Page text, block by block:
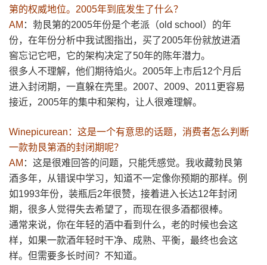
第的权威地位。2005年到底发生了什么？
AM ：勃艮第的2005年份是个老派（old school）的年
份，在年份分析中我试图指出，买了2005年份就放进酒
窖忘记它吧，它的架构决定了50年的陈年潜力。
很多人不理解，他们期待焰火。2005年上市后12个月后
进入封闭期，一直躲在壳里。2007、2009、2011更容易
接近，2005年的集中和架构，让人很难理解。
Winepicurean：这是一个有意思的话题，消费者怎么判断
一款勃艮第酒的封闭期呢？
AM ：这是很难回答的问题，只能凭感觉。我收藏勃艮第
酒多年，从错误中学习，知道不一定像你预期的那样。例
如1993年份，装瓶后2年很赞，接着进入长达12年封闭
期，很多人觉得失去希望了，而现在很多酒都很棒。
通常来说，你在年轻的酒中看到什么，老的时候也会这
样，如果一款酒年轻时干净、成熟、平衡，最终也会这
样。但需要多长时间？不知道。